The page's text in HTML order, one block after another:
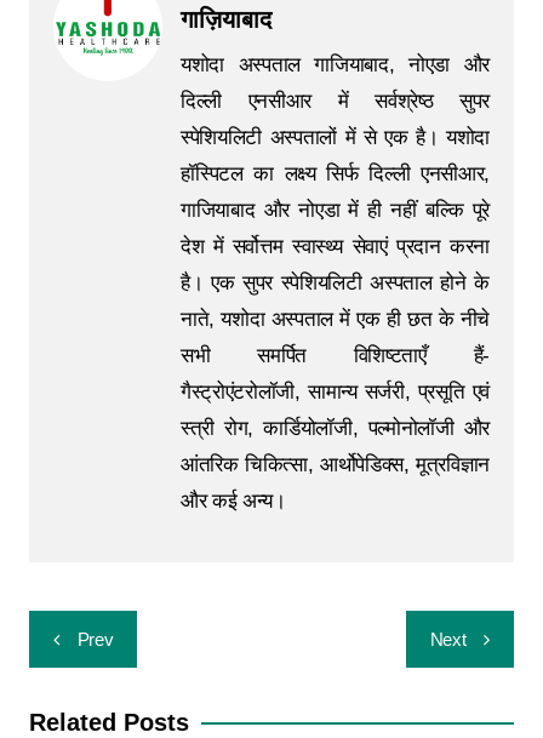
गाज़ियाबाद
यशोदा अस्पताल गाजियाबाद, नोएडा और
दिल्ली एनसीआर में सर्वश्रेष्ठ सुपर
स्पेशियलिटी अस्पतालों में से एक है। यशोदा
हॉस्पिटल का लक्ष्य सिर्फ दिल्ली एनसीआर,
गाजियाबाद और नोएडा में ही नहीं बल्कि पूरे
देश में सर्वोत्तम स्वास्थ्य सेवाएं प्रदान करना
है। एक सुपर स्पेशियलिटी अस्पताल होने के
नाते, यशोदा अस्पताल में एक ही छत के नीचे
सभी समर्पित विशिष्टताएँ हैं-
गैस्ट्रोएंटरोलॉजी, सामान्य सर्जरी, प्रसूति एवं
स्त्री रोग, कार्डियोलॉजी, पल्मोनोलॉजी और
आंतरिक चिकित्सा, आर्थोपेडिक्स, मूत्रविज्ञान
और कई अन्य।
Prev Next
Related Posts